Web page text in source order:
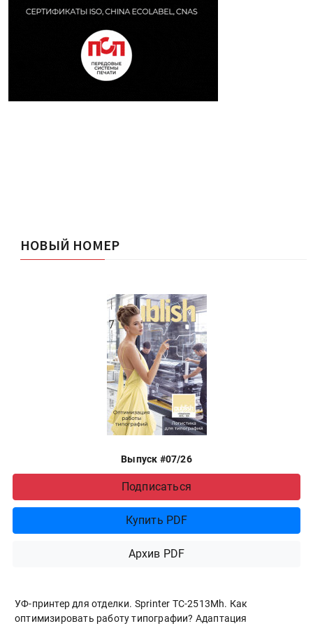
НОВЫЙ НОМЕР
Выпуск #07/26
Подписаться
Купить PDF
Архив PDF
УФ-принтер для отделки. Sprinter ТС-2513Mh. Как
оптимизировать работу типографии? Адаптация